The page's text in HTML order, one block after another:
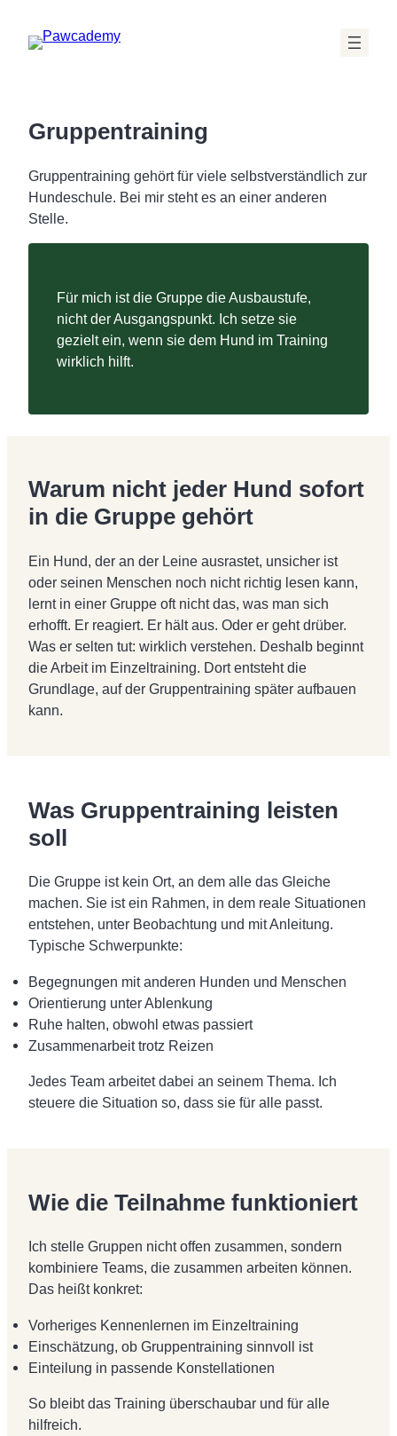
Inhalt
Gruppentraining
Gruppentraining gehört für viele selbstverständlich zur
Hundeschule. Bei mir steht es an einer anderen
Stelle.
Für mich ist die Gruppe die Ausbaustufe,
nicht der Ausgangspunkt. Ich setze sie
gezielt ein, wenn sie dem Hund im Training
wirklich hilft.
Warum nicht jeder Hund sofort
in die Gruppe gehört
Ein Hund, der an der Leine ausrastet, unsicher ist
oder seinen Menschen noch nicht richtig lesen kann,
lernt in einer Gruppe oft nicht das, was man sich
erhofft. Er reagiert. Er hält aus. Oder er geht drüber.
Was er selten tut: wirklich verstehen. Deshalb beginnt
die Arbeit im Einzeltraining. Dort entsteht die
Grundlage, auf der Gruppentraining später aufbauen
kann.
Was Gruppentraining leisten
soll
Die Gruppe ist kein Ort, an dem alle das Gleiche
machen. Sie ist ein Rahmen, in dem reale Situationen
entstehen, unter Beobachtung und mit Anleitung.
Typische Schwerpunkte:
Begegnungen mit anderen Hunden und Menschen
Orientierung unter Ablenkung
Ruhe halten, obwohl etwas passiert
Zusammenarbeit trotz Reizen
Jedes Team arbeitet dabei an seinem Thema. Ich
steuere die Situation so, dass sie für alle passt.
Wie die Teilnahme funktioniert
Ich stelle Gruppen nicht offen zusammen, sondern
kombiniere Teams, die zusammen arbeiten können.
Das heißt konkret:
Vorheriges Kennenlernen im Einzeltraining
Einschätzung, ob Gruppentraining sinnvoll ist
Einteilung in passende Konstellationen
So bleibt das Training überschaubar und für alle
hilfreich.